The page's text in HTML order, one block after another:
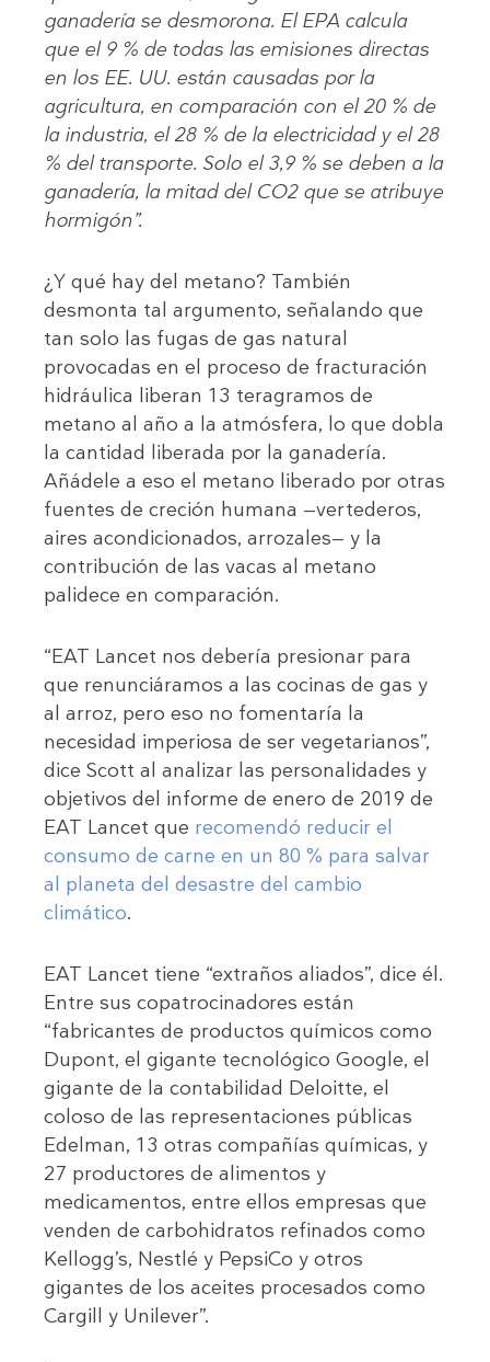
ganadería se desmorona. El EPA calcula
que el 9 % de todas las emisiones directas
en los EE. UU. están causadas por la
agricultura, en comparación con el 20 % de
la industria, el 28 % de la electricidad y el 28
% del transporte. Solo el 3,9 % se deben a la
ganadería, la mitad del CO2 que se atribuye
hormigón”.
¿Y qué hay del metano? También
desmonta tal argumento, señalando que
tan solo las fugas de gas natural
provocadas en el proceso de fracturación
hidráulica liberan 13 teragramos de
metano al año a la atmósfera, lo que dobla
la cantidad liberada por la ganadería.
Añádele a eso el metano liberado por otras
fuentes de creción humana —vertederos,
aires acondicionados, arrozales— y la
contribución de las vacas al metano
palidece en comparación.
“EAT Lancet nos debería presionar para
que renunciáramos a las cocinas de gas y
al arroz, pero eso no fomentaría la
necesidad imperiosa de ser vegetarianos”,
dice Scott al analizar las personalidades y
objetivos del informe de enero de 2019 de
EAT Lancet que recomendó reducir el
consumo de carne en un 80 % para salvar
al planeta del desastre del cambio
climático.
EAT Lancet tiene “extraños aliados”, dice él.
Entre sus copatrocinadores están
“fabricantes de productos químicos como
Dupont, el gigante tecnológico Google, el
gigante de la contabilidad Deloitte, el
coloso de las representaciones públicas
Edelman, 13 otras compañías químicas, y
27 productores de alimentos y
medicamentos, entre ellos empresas que
venden de carbohidratos refinados como
Kellogg’s, Nestlé y PepsiCo y otros
gigantes de los aceites procesados como
Cargill y Unilever”.